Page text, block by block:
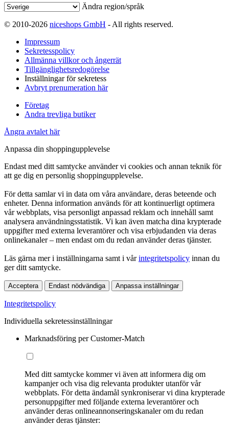
Ändra region/språk
© 2010-2026 niceshops GmbH - All rights reserved.
Impressum
Sekretesspolicy
Allmänna villkor och ångerrät
Tillgänglighetsredogörelse
Inställningar för sekretess
Avbryt prenumeration här
Företag
Andra trevliga butiker
Ångra avtalet här
Anpassa din shoppingupplevelse
Endast med ditt samtycke använder vi cookies och annan teknik för
att ge dig en personlig shoppingupplevelse.
För detta samlar vi in data om våra användare, deras beteende och
enheter. Denna information används för att kontinuerligt optimera
vår webbplats, visa personligt anpassad reklam och innehåll samt
analysera användningsstatistik. Vi kan även matcha dina krypterade
uppgifter med externa leverantörer och visa erbjudanden via deras
onlinekanaler – men endast om du redan använder deras tjänster.
Läs gärna mer i inställningarna samt i vårintegritetspolicy innan du
ger ditt samtycke.
Acceptera Endast nödvändiga Anpassa inställningar
Integritetspolicy
Individuella sekretessinställningar
Marknadsföring per Customer-Match
Med ditt samtycke kommer vi även att informera dig om
kampanjer och visa dig relevanta produkter utanför vår
webbplats. För detta ändamål synkroniserar vi dina krypterade
personuppgifter med följande externa leverantörer och
använder deras onlineannonseringskanaler om du redan
använder deras tjänster: